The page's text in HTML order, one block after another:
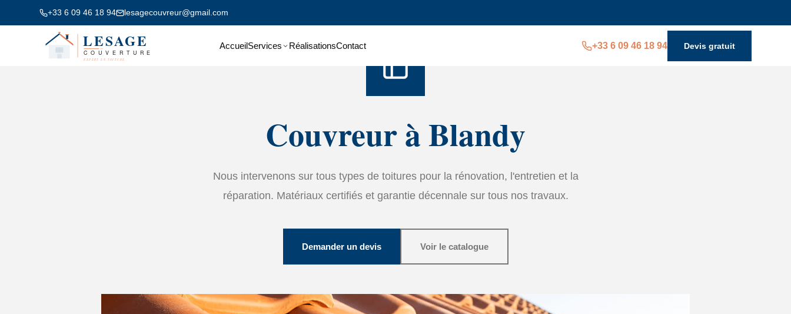
+33 6 09 46 18 94 lesagecouvreur@gmail.com
AccueilServices RéalisationsContact +33 6 09 46 18 94 Devis gratuit
Couvreur à Blandy
Nous intervenons sur tous types de toitures pour la rénovation, l'entretien et la
réparation. Matériaux certifiés et garantie décennale sur tous nos travaux.
Demander un devis Voir le catalogue